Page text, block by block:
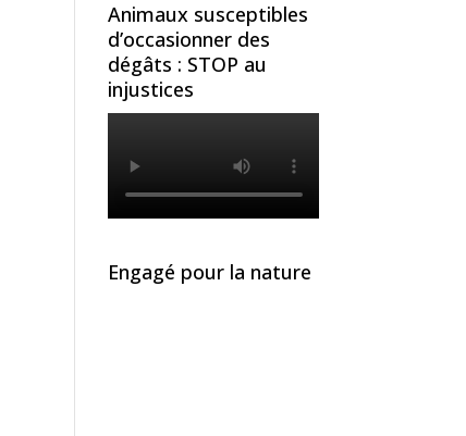
Animaux susceptibles
d’occasionner des
dégâts : STOP au
injustices
Engagé pour la nature